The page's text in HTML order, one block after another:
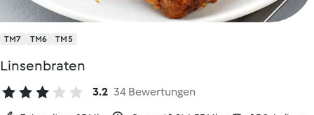
TM7 TM6 TM5
Linsenbraten
3.2 34 Bewertungen